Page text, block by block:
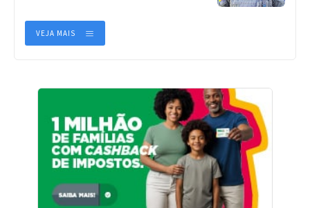
VEJA MAIS